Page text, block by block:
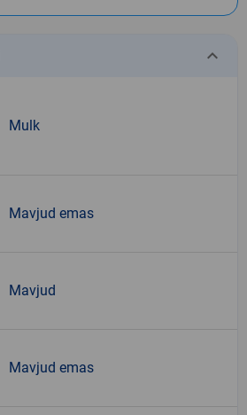
keyboard_arrow_down
Mulk
Mavjud emas
Mavjud
Mavjud emas